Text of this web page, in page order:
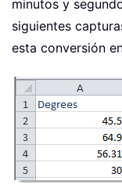
minutos y
siguientes
esta conversión